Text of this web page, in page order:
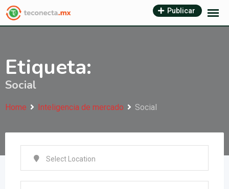
Skip
Publicar
Etiqueta:
Social
Home Inteligencia de mercado Social